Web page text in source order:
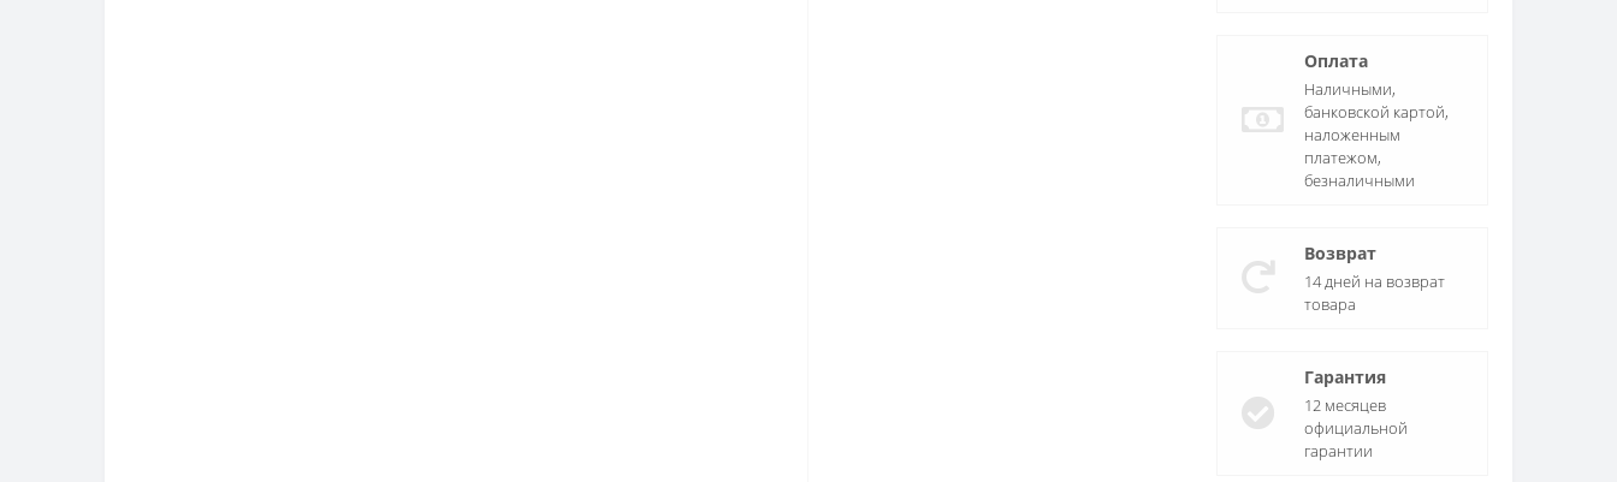
Оплата
Наличными,
банковской картой,
наложенным
платежом,
безналичными
Возврат
14 дней на возврат
товара
Гарантия
12 месяцев
официальной
гарантии